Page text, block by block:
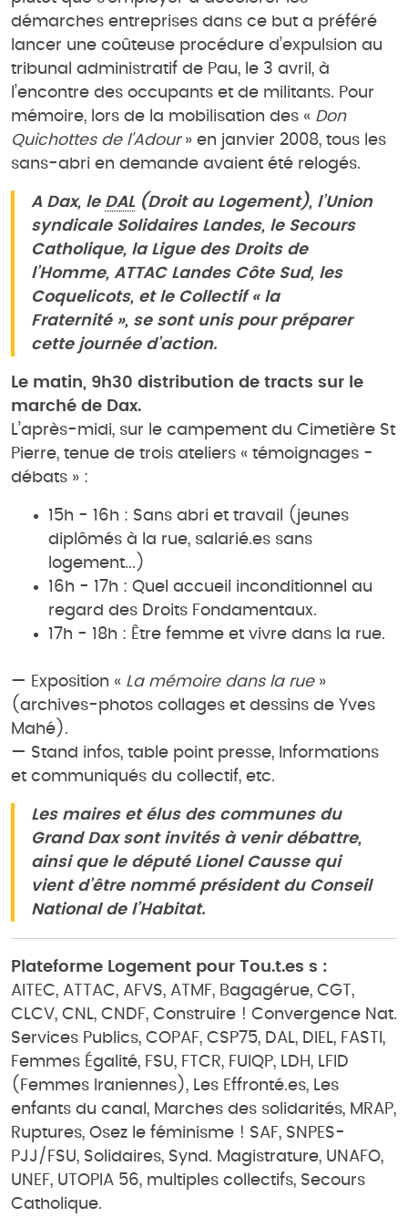
démarches entreprises dans ce but a préféré
lancer une coûteuse procédure d’expulsion au
tribunal administratif de Pau, le 3 avril, à
l’encontre des occupants et de militants. Pour
mémoire, lors de la mobilisation des « Don
Quichottes de l’Adour» en janvier 2008, tous les
sans-abri en demande avaient été relogés.
A Dax, le DAL(Droit au Logement), l’Union
syndicale Solidaires Landes, le Secours
Catholique, la Ligue des Droits de
l’Homme, ATTAC Landes Côte Sud, les
Coquelicots, et le Collectif « la
Fraternité», se sont unis pour préparer
cette journée d’action.
Le matin, 9h30 distribution de tracts sur le
marché de Dax.
L’après-midi, sur le campement du Cimetière St
Pierre, tenue de trois ateliers « témoignages -
débats » :
15h - 16h : Sans abri et travail (jeunes
diplômés à la rue, salarié.es sans
logement...)
16h - 17h : Quel accueil inconditionnel au
regard des Droits Fondamentaux.
17h - 18h : Être femme et vivre dans la rue.
— Exposition « La mémoire dans la rue»
(archives-photos collages et dessins de Yves
Mahé).
— Stand infos, table point presse, Informations
et communiqués du collectif, etc.
Les maires et élus des communes du
Grand Dax sont invités à venir débattre,
ainsi que le député Lionel Causse qui
vient d’être nommé président du Conseil
National de l’Habitat.
Plateforme Logement pour Tou.t.es s :
AITEC, ATTAC, AFVS, ATMF, Bagagérue, CGT,
CLCV, CNL, CNDF, Construire ! Convergence Nat.
Services Publics, COPAF, CSP75, DAL, DIEL, FASTI,
Femmes Égalité, FSU, FTCR, FUIQP, LDH, LFID
(Femmes Iraniennes), Les Effronté.es, Les
enfants du canal, Marches des solidarités, MRAP,
Ruptures, Osez le féminisme ! SAF, SNPES-
PJJ/FSU, Solidaires, Synd. Magistrature, UNAFO,
UNEF, UTOPIA 56, multiples collectifs, Secours
Catholique.